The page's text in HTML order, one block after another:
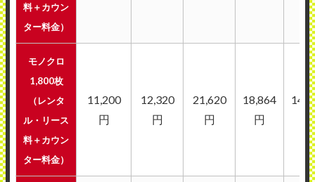
料＋カウン
ター料金）
モノクロ
1,800枚
（レンタ
ル・リース
料＋カウン
ター料金）
11,200
円
12,320
円
21,620
円
18,864
円
円